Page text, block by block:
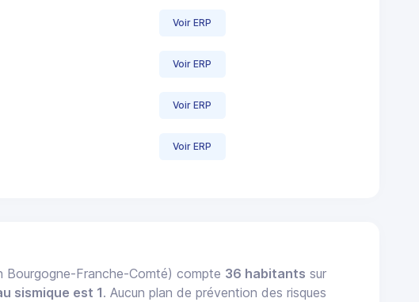
Voir ERP
Voir ERP
Voir ERP
Voir ERP
Bourgogne-Franche-Comté) compte 36 habitants sur
sismique est 1. Aucun plan de prévention des risques